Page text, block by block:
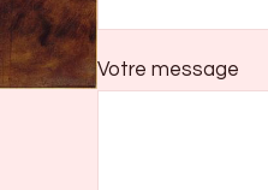
Votre message